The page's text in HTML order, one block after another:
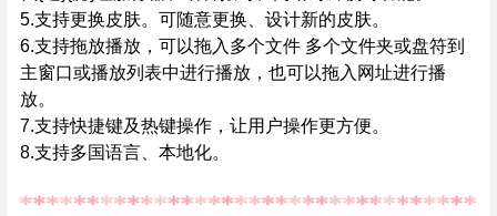
5.支持更换皮肤。可随意更换、设计新的皮肤。
6.支持拖放播放，可以拖入多个文件 多个文件夹或盘符到
主窗口或播放列表中进行播放，也可以拖入网址进行播
放。
7.支持快捷键及热键操作，让用户操作更方便。
8.支持多国语言、本地化。